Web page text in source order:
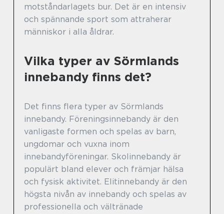
motståndarlagets bur. Det är en intensiv
och spännande sport som attraherar
människor i alla åldrar.
Vilka typer av Sörmlands
innebandy finns det?
Det finns flera typer av Sörmlands
innebandy. Föreningsinnebandy är den
vanligaste formen och spelas av barn,
ungdomar och vuxna inom
innebandyföreningar. Skolinnebandy är
populärt bland elever och främjar hälsa
och fysisk aktivitet. Elitinnebandy är den
högsta nivån av innebandy och spelas av
professionella och vältränade